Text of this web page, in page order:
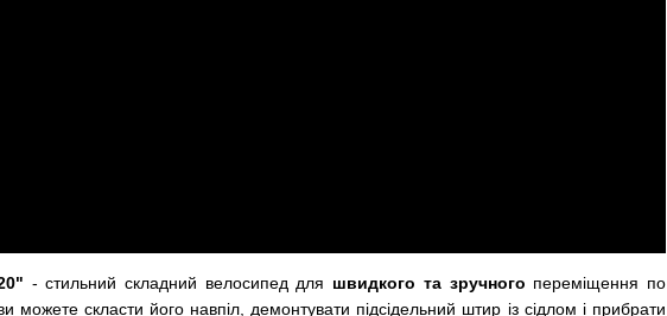
- стильний складний велосипед для швидкого та зручного переміщення по
можете скласти його навпіл, демонтувати підсідельний штир із сідлом і прибрати